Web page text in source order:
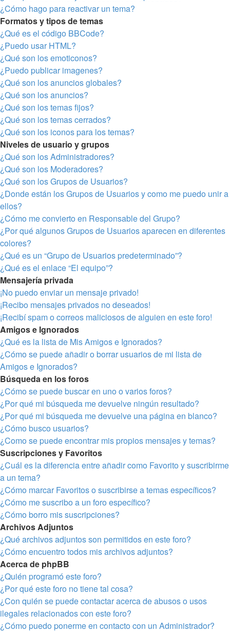
¿Cómo hago para reactivar un tema?
Formatos y tipos de temas
¿Qué es el código BBCode?
¿Puedo usar HTML?
¿Qué son los emoticonos?
¿Puedo publicar imagenes?
¿Qué son los anuncios globales?
¿Qué son los anuncios?
¿Qué son los temas fijos?
¿Qué son los temas cerrados?
¿Qué son los iconos para los temas?
Niveles de usuario y grupos
¿Qué son los Administradores?
¿Qué son los Moderadores?
¿Qué son los Grupos de Usuarios?
¿Donde están los Grupos de Usuarios y como me puedo unir a
ellos?
¿Cómo me convierto en Responsable del Grupo?
¿Por qué algunos Grupos de Usuarios aparecen en diferentes
colores?
¿Qué es un “Grupo de Usuarios predeterminado”?
¿Qué es el enlace “El equipo”?
Mensajería privada
¡No puedo enviar un mensaje privado!
¡Recibo mensajes privados no deseados!
¡Recibí spam o correos maliciosos de alguien en este foro!
Amigos e Ignorados
¿Qué es la lista de Mis Amigos e Ignorados?
¿Cómo se puede añadir o borrar usuarios de mi lista de
Amigos e Ignorados?
Búsqueda en los foros
¿Cómo se puede buscar en uno o varios foros?
¿Por qué mi búsqueda me devuelve ningún resultado?
¿Por qué mi búsqueda me devuelve una página en blanco?
¿Cómo busco usuarios?
¿Como se puede encontrar mis propios mensajes y temas?
Suscripciones y Favoritos
¿Cuál es la diferencia entre añadir como Favorito y suscribirme
a un tema?
¿Cómo marcar Favoritos o suscribirse a temas específicos?
¿Cómo me suscribo a un foro específico?
¿Cómo borro mis suscripciones?
Archivos Adjuntos
¿Qué archivos adjuntos son permitidos en este foro?
¿Cómo encuentro todos mis archivos adjuntos?
Acerca de phpBB
¿Quién programó este foro?
¿Por qué este foro no tiene tal cosa?
¿Con quién se puede contactar acerca de abusos o usos
ilegales relacionados con este foro?
¿Cómo puedo ponerme en contacto con un Administrador?